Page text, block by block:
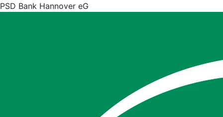
PSD Bank Hannover eG